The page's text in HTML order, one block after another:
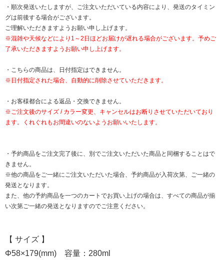
・順次発送いたしますが、ご注文いただいている内容により、発送のタイミン
グは前後する場合がございます。
ご理解いただきますようお願い申し上げます。
※混雑や天候などにより1～2日ほどお届けが遅れる場合がございます。予めご
了承いただきますようお願い申し上げます。
・こちらの商品は、日付指定はできません。
※日付指定された場合、自動的に削除させていただきます。
・お客様都合による返品・交換できません。
※ご注文後のサイズ / カラー変更、キャンセルはお断りさせていただいており
ます。くれぐれもお間違いのないようお願いいたします。
・予約商品をご注文完了後に、別でご注文いただいた商品と同梱することはで
きません。
※他の商品をご一緒にご注文いただいた場合、予約商品が入荷次第、ご一緒の
発送となります。
また、他の予約商品を一つのカートでお買い上げの場合は、すべての商品が揃
い次第ご一緒の発送となりますのでご注意ください。
【 サイズ 】
Φ58×179(mm) 容量：280ml